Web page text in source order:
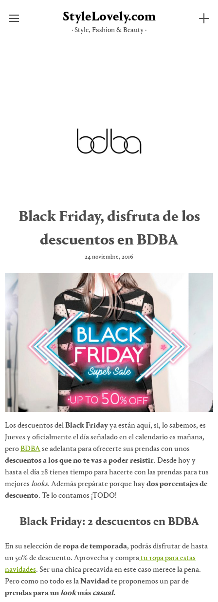
StyleLovely.com
· Style, Fashion & Beauty ·
Black Friday, disfruta de los
descuentos en BDBA
24 noviembre, 2016
Los descuentos delBlack Fridayya están aquí, si, lo sabemos, es
Jueves y oficialmente el día señalado en el calendario es mañana,
peroBDBAse adelanta para ofrecerte sus prendas con unos
descuentos a los que no te vas a poder resistir. Desde hoy y
hasta el día 28 tienes tiempo para hacerte con las prendas para tus
mejores looks. Además prepárate porque haydos porcentajes de
descuento. Te lo contamos ¡TODO!
Black Friday: 2 descuentos en BDBA
En su selección deropa de temporada, podrás disfrutar de hasta
un 50% de descuento. Aprovecha y compratu ropa para estas
navidades. Ser una chica precavida en este caso merece la pena.
Pero como no todo es laNavidadte proponemos un par de
prendas para unlookmás casual.